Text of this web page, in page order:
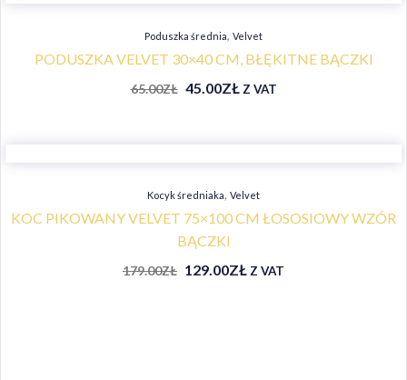
Poduszka średnia, Velvet
PODUSZKA VELVET 30×40 CM, BŁĘKITNE BĄCZKI
65.00ZŁ 45.00ZŁ Z VAT
Kocyk średniaka, Velvet
KOC PIKOWANY VELVET 75×100 CM ŁOSOSIOWY WZÓR
BĄCZKI
179.00ZŁ 129.00ZŁ Z VAT